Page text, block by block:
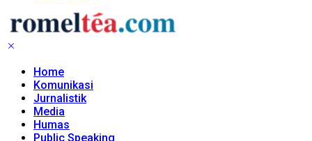
Home
Komunikasi
Jurnalistik
Media
Humas
Public Speaking